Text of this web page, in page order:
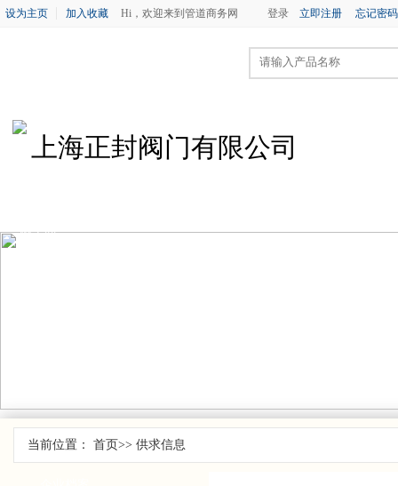
设为主页 加入收藏 Hi，欢迎来到管道商务网 登录 立即注册 忘记密码
上海正封阀门有限公司
网上留言
当前位置： 首页>> 供求信息